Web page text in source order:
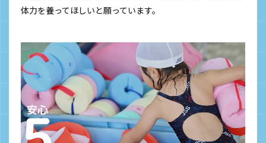
体力を養ってほしいと願っています。